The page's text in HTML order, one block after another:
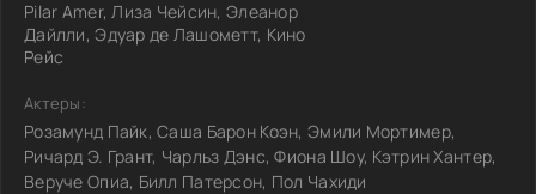
Pilar Amer, Лиза Чейсин, Элеанор
Дайлли, Эдуар де Лашометт, Кино
Рейс
Актеры:
Розамунд Пайк, Саша Барон Коэн, Эмили Мортимер,
Ричард Э. Грант, Чарльз Дэнс, Фиона Шоу, Кэтрин Хантер,
Веруче Опиа, Билл Патерсон, Пол Чахиди